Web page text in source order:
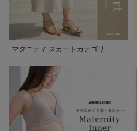
マタニティ スカートカテゴリ